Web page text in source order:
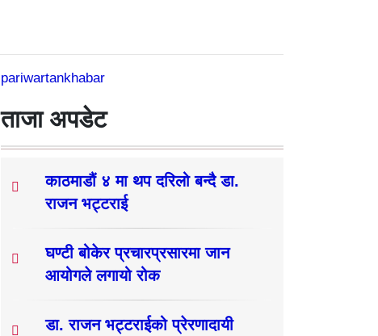
pariwartankhabar
ताजा अपडेट
काठमाडौं ४ मा थप दरिलो बन्दै डा.
राजन भट्टराई
घण्टी बोकेर प्रचारप्रसारमा जान
आयोगले लगायो रोक
डा. राजन भट्टराईको प्रेरणादायी